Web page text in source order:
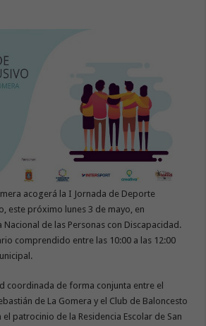
acogerá la I Jornada de Deporte
este próximo lunes 3 de mayo, en
de las Personas con Discapacidad.
comprendido entre las 10:00 a las 12:00
coordinada de forma conjunta entre el
de La Gomera y el Club de Baloncesto
el patrocinio de la Residencia Escolar de San